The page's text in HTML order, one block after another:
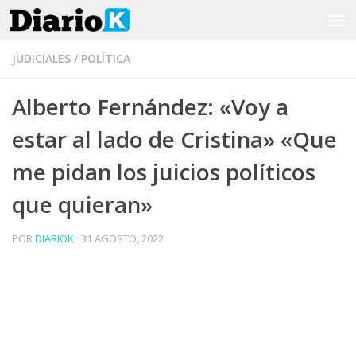
Saltar al contenido
JUDICIALES / POLÍTICA
Alberto Fernández: «Voy a
estar al lado de Cristina» «Que
me pidan los juicios políticos
que quieran»
PORDIARIOK · 31 AGOSTO, 2022